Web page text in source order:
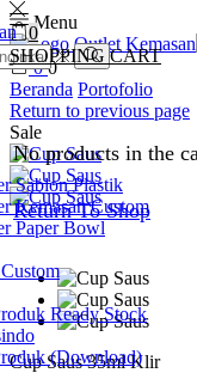
Menu
Search
Sablon Plastik
Kemasan Custom
Paper Bowl
Ready Stock
(Download)
00
0
SHOPPING CART
No products in the
Return To Shop
Beranda Portofolio
Return to previous page
Sale
Cup Saus 35ml Klir